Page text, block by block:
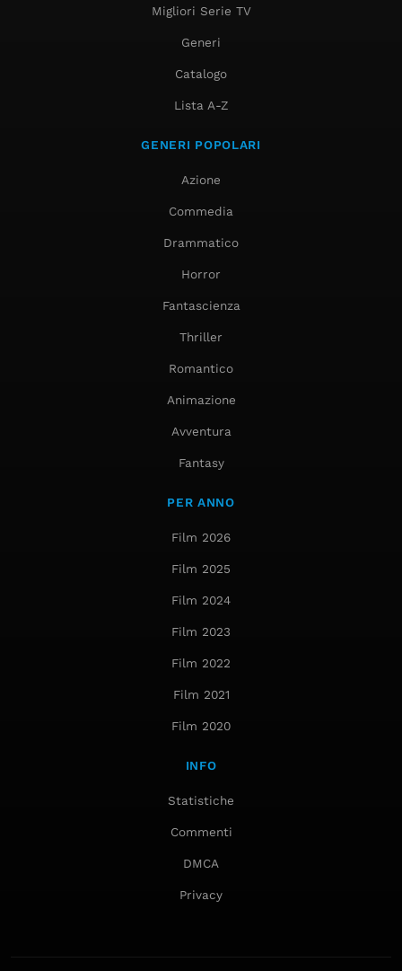
Migliori Serie TV
Generi
Catalogo
Lista A-Z
GENERI POPOLARI
Azione
Commedia
Drammatico
Horror
Fantascienza
Thriller
Romantico
Animazione
Avventura
Fantasy
PER ANNO
Film 2026
Film 2025
Film 2024
Film 2023
Film 2022
Film 2021
Film 2020
INFO
Statistiche
Commenti
DMCA
Privacy